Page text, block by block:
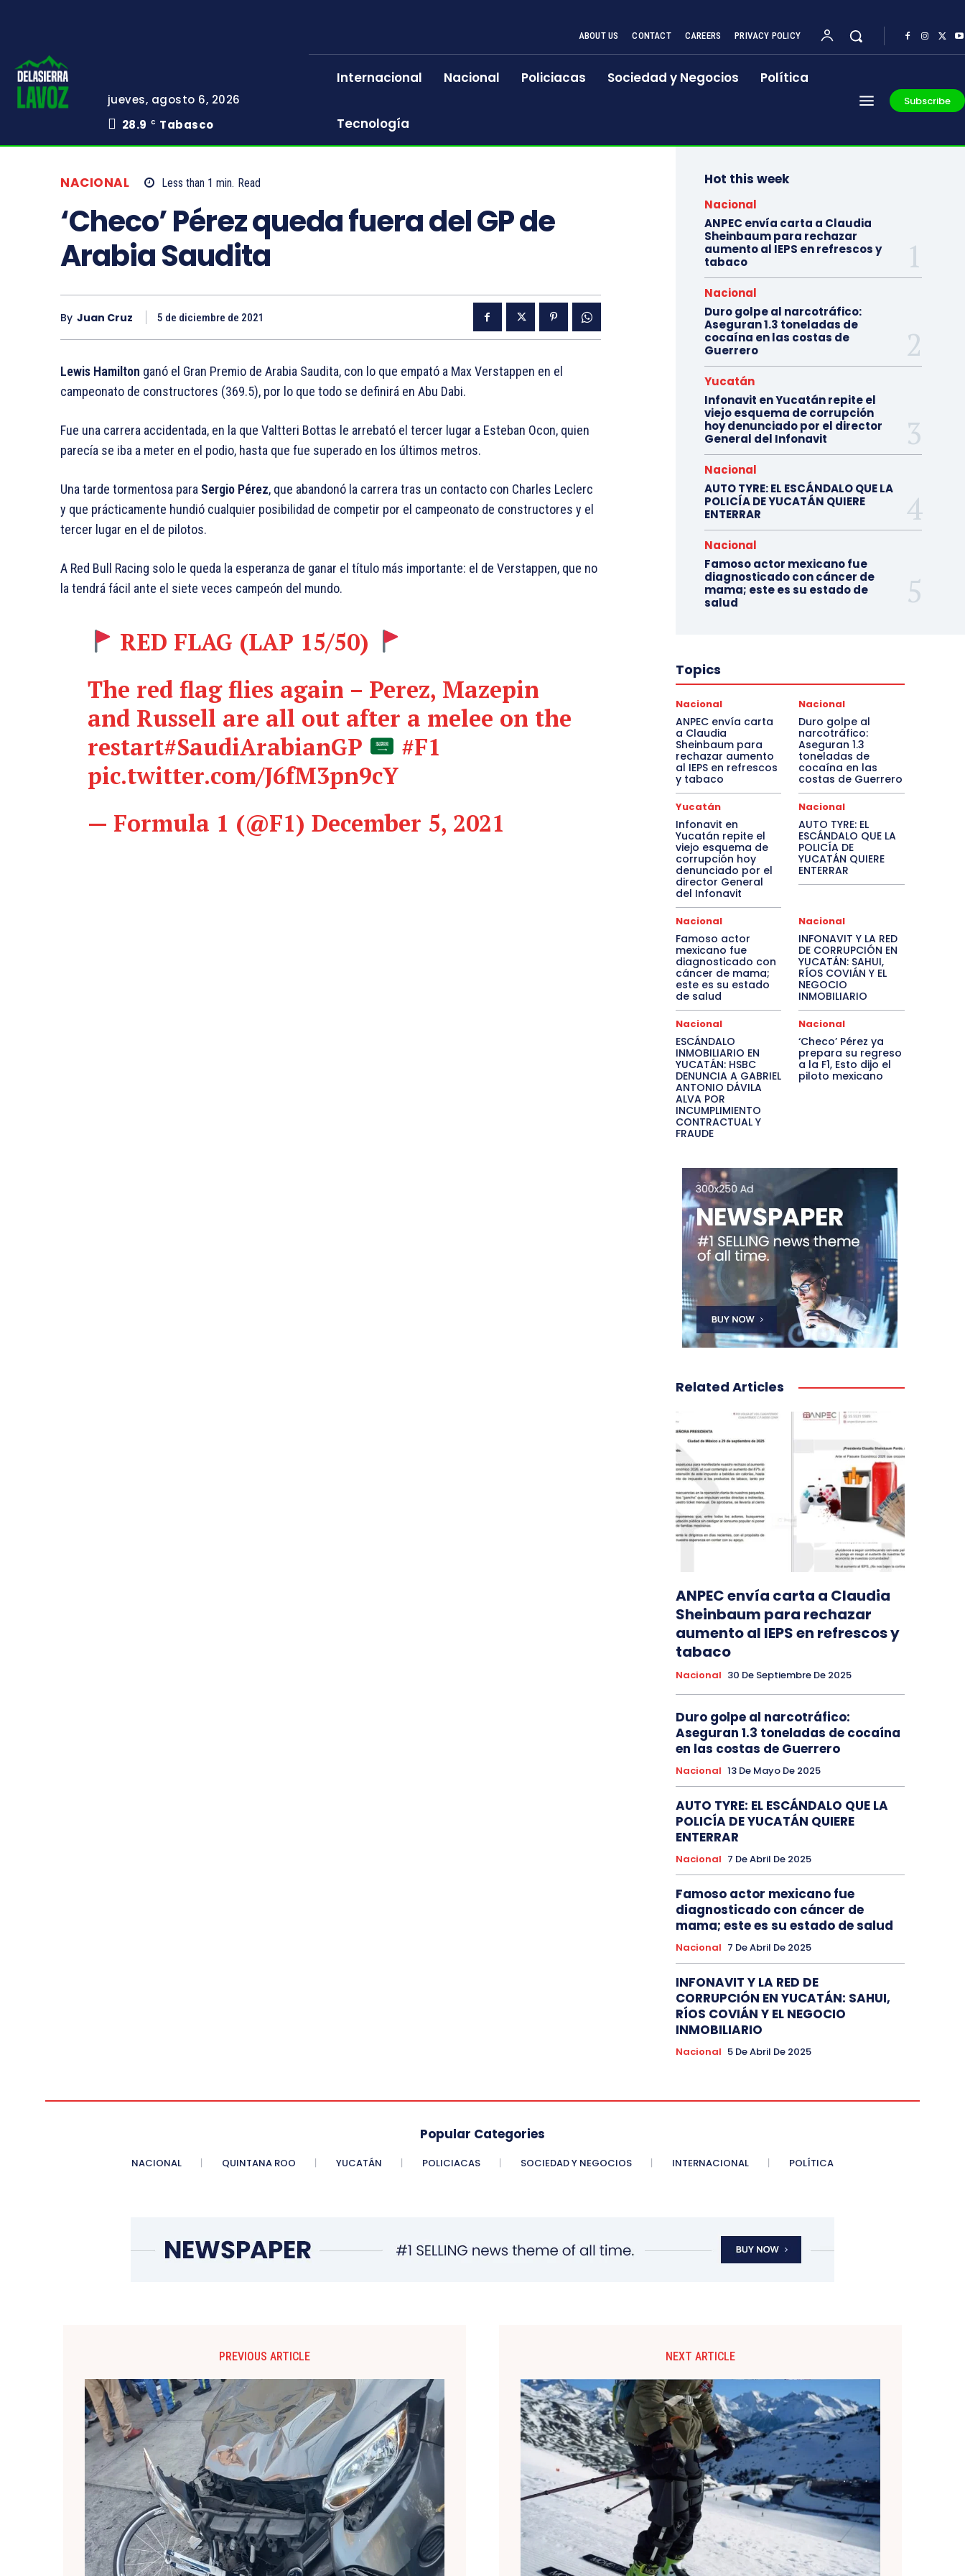
jueves, agosto 6, 2026
28.9
C Tabasco
ABOUT US CONTACT CAREERS PRIVACY POLICY
Internacional Nacional Policiacas Sociedad y Negocios Política
Tecnología
Subscribe
NACIONAL Less than 1 min. Read
‘Checo’ Pérez queda fuera del GP de
Arabia Saudita
By Juan Cruz 5 de diciembre de 2021
Lewis Hamilton ganó el Gran Premio de Arabia Saudita, con lo que empató a Max Verstappen en el
campeonato de constructores (369.5), por lo que todo se definirá en Abu Dabi.
Fue una carrera accidentada, en la que Valtteri Bottas le arrebató el tercer lugar a Esteban Ocon, quien
parecía se iba a meter en el podio, hasta que fue superado en los últimos metros.
Una tarde tormentosa para Sergio Pérez, que abandonó la carrera tras un contacto con Charles Leclerc
y que prácticamente hundió cualquier posibilidad de competir por el campeonato de constructores y el
tercer lugar en el de pilotos.
A Red Bull Racing solo le queda la esperanza de ganar el título más importante: el de Verstappen, que no
la tendrá fácil ante el siete veces campeón del mundo.
RED FLAG (LAP 15/50)
The red flag flies again – Perez, Mazepin
and Russell are all out after a melee on the
restart#SaudiArabianGP
#F1
pic.twitter.com/J6fM3pn9cY
— Formula 1 (@F1) December 5, 2021
Hot this week
Nacional
ANPEC envía carta a Claudia
Sheinbaum para rechazar
aumento al IEPS en refrescos y
tabaco
Nacional
Duro golpe al narcotráfico:
Aseguran 1.3 toneladas de
cocaína en las costas de
Guerrero
Yucatán
Infonavit en Yucatán repite el
viejo esquema de corrupción
hoy denunciado por el director
General del Infonavit
Nacional
AUTO TYRE: EL ESCÁNDALO QUE LA
POLICÍA DE YUCATÁN QUIERE
ENTERRAR
Nacional
Famoso actor mexicano fue
diagnosticado con cáncer de
mama; este es su estado de
salud
Topics
Nacional
ANPEC envía carta
a Claudia
Sheinbaum para
rechazar aumento
al IEPS en refrescos
y tabaco
Nacional
Duro golpe al
narcotráfico:
Aseguran 1.3
toneladas de
cocaína en las
costas de Guerrero
Yucatán
Infonavit en
Yucatán repite el
viejo esquema de
corrupción hoy
denunciado por el
director General
del Infonavit
Nacional
AUTO TYRE: EL
ESCÁNDALO QUE LA
POLICÍA DE
YUCATÁN QUIERE
ENTERRAR
Nacional
Famoso actor
mexicano fue
diagnosticado con
cáncer de mama;
este es su estado
de salud
Nacional
INFONAVIT Y LA RED
DE CORRUPCIÓN EN
YUCATÁN: SAHUI,
RÍOS COVIÁN Y EL
NEGOCIO
INMOBILIARIO
Nacional
ESCÁNDALO
INMOBILIARIO EN
YUCATÁN: HSBC
DENUNCIA A GABRIEL
ANTONIO DÁVILA
ALVA POR
INCUMPLIMIENTO
CONTRACTUAL Y
FRAUDE
Nacional
‘Checo’ Pérez ya
prepara su regreso
a la F1, Esto dijo el
piloto mexicano
Related Articles
ANPEC envía carta a Claudia
Sheinbaum para rechazar
aumento al IEPS en refrescos y
tabaco
Nacional 30 De Septiembre De 2025
Duro golpe al narcotráfico:
Aseguran 1.3 toneladas de cocaína
en las costas de Guerrero
Nacional 13 De Mayo De 2025
AUTO TYRE: EL ESCÁNDALO QUE LA
POLICÍA DE YUCATÁN QUIERE
ENTERRAR
Nacional 7 De Abril De 2025
Famoso actor mexicano fue
diagnosticado con cáncer de
mama; este es su estado de salud
Nacional 7 De Abril De 2025
INFONAVIT Y LA RED DE
CORRUPCIÓN EN YUCATÁN: SAHUI,
RÍOS COVIÁN Y EL NEGOCIO
INMOBILIARIO
Nacional 5 De Abril De 2025
Popular Categories
NACIONAL QUINTANA ROO YUCATÁN POLICIACAS SOCIEDAD Y NEGOCIOS INTERNACIONAL POLÍTICA
PREVIOUS ARTICLE NEXT ARTICLE